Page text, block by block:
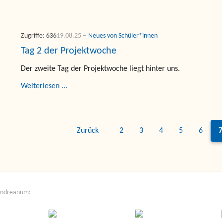
Tag 2 der Projektwoche
Der zweite Tag der Projektwoche liegt hinter uns.
Neues von Schüler*innen
19.08.25
Zugriffe: 636
Weiterlesen ...
Zurück 2 3 4 5 6